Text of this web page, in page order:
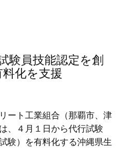
験員技能認定を創
化を支援
ート工業組合（那覇市、津
、４月１日から代行試験
験）を有料化する沖縄県生